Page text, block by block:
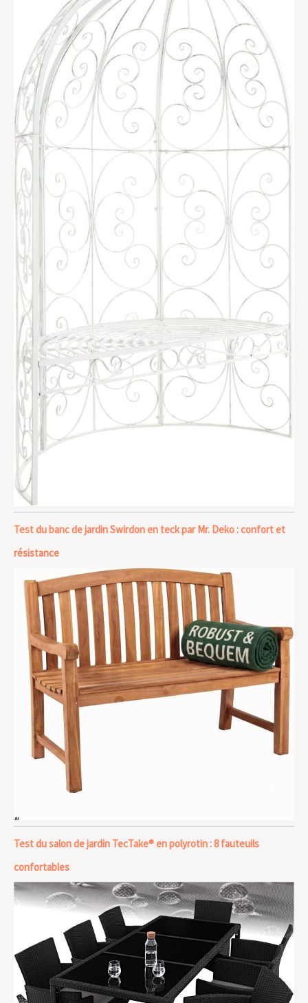
Test du banc de jardin Swirdon en teck par Mr. Deko : confort et
résistance
Test du salon de jardin TecTake® en polyrotin : 8 fauteuils
confortables